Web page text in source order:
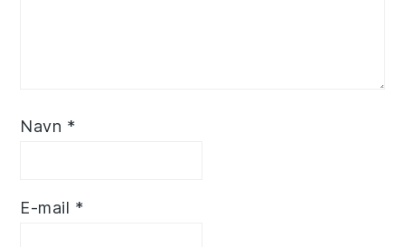
Navn *
E-mail *